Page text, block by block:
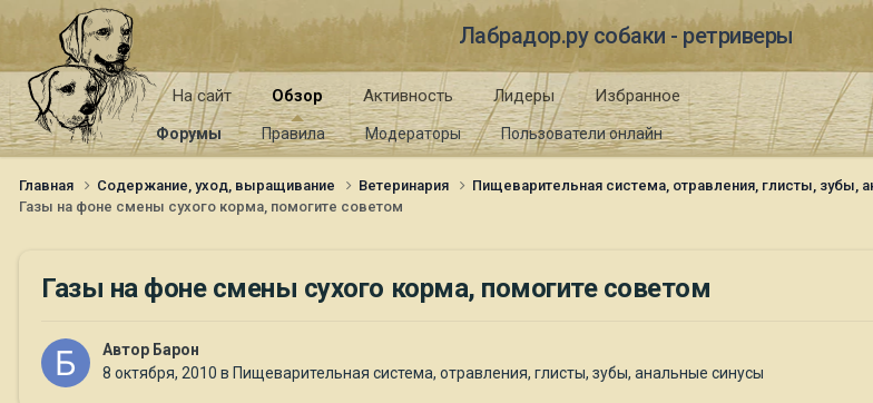
Лабрадор.ру собаки - ретриверы
На сайт Обзор
Форумы Правила Модераторы Пользователи онлайн
Активность Лидеры Избранное
Главная Содержание, уход, выращивание Ветеринария
Пищеварительная система, отравления, глисты, зубы,
Газы на фоне смены сухого корма, помогите советом
Газы на фоне смены сухого корма, помогите советом
Автор Барон
8 октября, 2010 в Пищеварительная система, отравления, глисты, зубы, анальные синусы